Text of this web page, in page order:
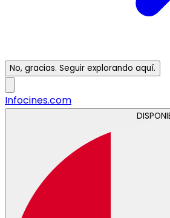
No, gracias. Seguir explorando aquí.
Infocines.com